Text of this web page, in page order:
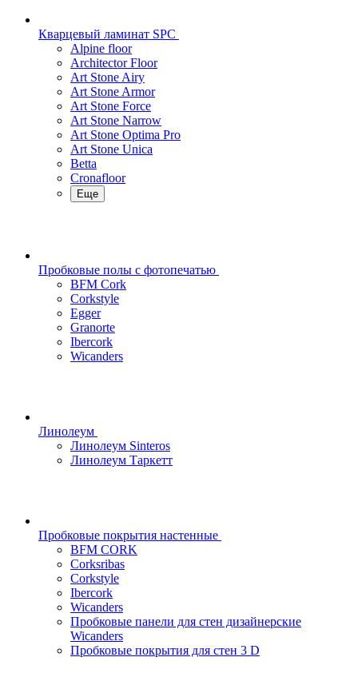
Кварцевый ламинат SPC
Alpine floor
Architector Floor
Art Stone Airy
Art Stone Armor
Art Stone Force
Art Stone Narrow
Art Stone Optima Pro
Art Stone Unica
Betta
Cronafloor
Еще
Пробковые полы с фотопечатью
BFM Cork
Corkstyle
Egger
Granorte
Ibercork
Wicanders
Линолеум
Линолеум Sinteros
Линолеум Таркетт
Пробковые покрытия настенные
BFM CORK
Corksribas
Corkstyle
Ibercork
Wicanders
Пробковые панели для стен дизайнерские
Wicanders
Пробковые покрытия для стен 3 D